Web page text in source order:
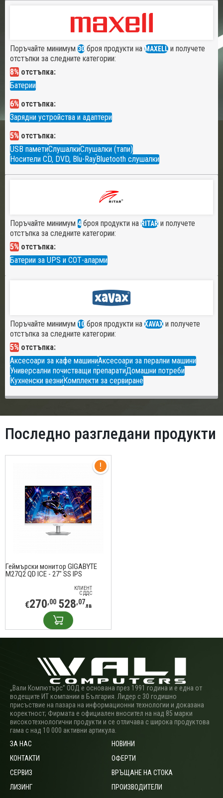
Поръчайте минимум 30 броя продукти на MAXELL и получете
отстъпки за следните категории:
8% отстъпка:
Батерии
6% отстъпка:
Зарядни устройства и адаптери
5% отстъпка:
USB паметиСлушалкиСлушалки (тапи)
Носители CD, DVD, Blu-RayBluetooth слушалки
Поръчайте минимум 4 броя продукти на RITAR и получете
отстъпка за следните категории:
5% отстъпка:
Батерии за UPS и СОТ-аларми
Поръчайте минимум 10 броя продукти на XAVAX и получете
отстъпка за следните категории:
5% отстъпка:
Аксесоари за кафе машиниАксесоари за перални машини
Универсални почистващи препаратиДомашни потреби
Кухненски везниКомплекти за сервиране
Последно разгледани продукти
Геймърски монитор GIGABYTE
M27Q2 QD ICE - 27" SS IPS
КЛИЕНТ
С ДДС
€270,00 528,07лв
„Вали Компютърс” ООД е основана през 1991 година и е една от
водещите ИТ компании в България. Лидер с 30 годишно
присъствие на пазара на информационни технологии и доказана
коректност; Фирмата е официален вносител на над 85 марки
високотехнологични продукти и се отличава с широка продуктова
гама с над 10 000 активни артикула.
ЗА НАС
КОНТАКТИ
СЕРВИЗ
ЛИЗИНГ
НОВИНИ
ОФЕРТИ
ВРЪЩАНЕ НА СТОКА
ПРОИЗВОДИТЕЛИ